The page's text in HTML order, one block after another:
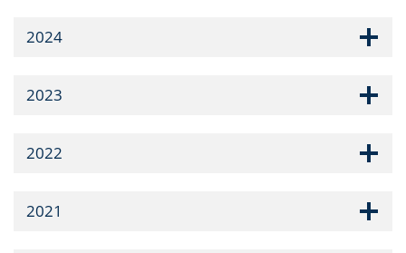
2024
2023
2022
2021